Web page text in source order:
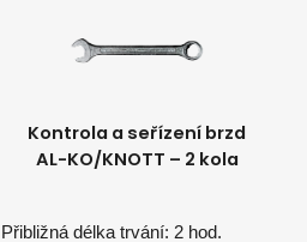
Kontrola a seřízení brzd
AL-KO/KNOTT – 2 kola
Přibližná délka trvání: 2 hod.